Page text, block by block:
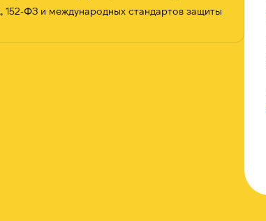
152-ФЗ и международных стандартов защиты